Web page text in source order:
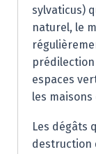
sylvaticus)
naturel, le
espaces
les
Les dégâts
destruction